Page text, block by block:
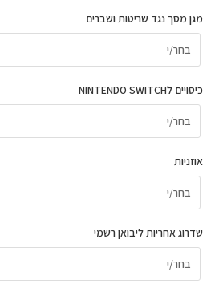
מגן מסך נגד שריטות ושברים
כיסויים לNINTENDO SWITCH
אוזניות
שדרוג אחריות ליבואן רשמי